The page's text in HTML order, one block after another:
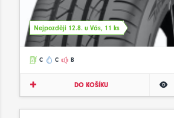
Nejpozději 12.8. u Vás, 11 ks
C C B
DO KOŠÍKU